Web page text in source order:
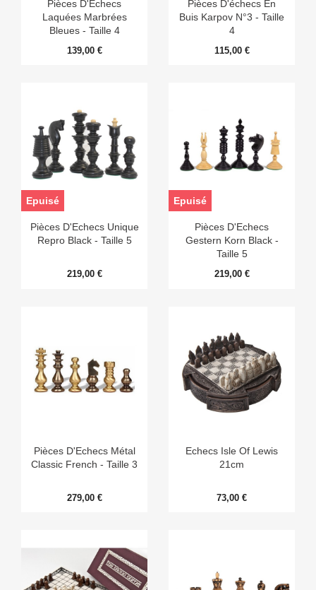
Pièces D'Echecs
Laquées Marbrées
Bleues - Taille 4
139,00 €
Pièces D'échecs En
Buis Karpov N°3 - Taille
4
115,00 €
Pièces D'Echecs Unique
Repro Black - Taille 5
219,00 €
Epuisé
Pièces D'Echecs
Gestern Korn Black -
Taille 5
219,00 €
Epuisé
Pièces D'Echecs Métal
Classic French - Taille 3
279,00 €
Echecs Isle Of Lewis
21cm
73,00 €